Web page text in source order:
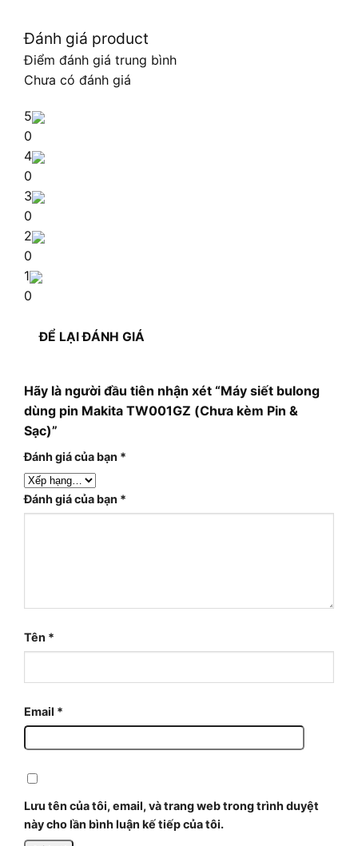
Đánh giá product
Điểm đánh giá trung bình
Chưa có đánh giá
5
0
4
0
3
0
2
0
1
0
ĐỂ LẠI ĐÁNH GIÁ
Hãy là người đầu tiên nhận xét “Máy siết bulong
dùng pin Makita TW001GZ (Chưa kèm Pin &
Sạc)”
Đánh giá của bạn *
Đánh giá của bạn *
Tên *
Email *
Lưu tên của tôi, email, và trang web trong trình duyệt
này cho lần bình luận kế tiếp của tôi.